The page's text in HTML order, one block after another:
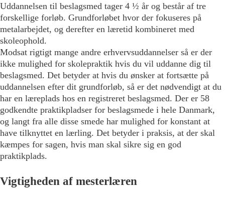
Uddannelsen til beslagsmed tager 4 ½ år og består af tre
forskellige forløb. Grundforløbet hvor der fokuseres på
metalarbejdet, og derefter en læretid kombineret med
skoleophold.
Modsat rigtigt mange andre erhvervsuddannelser så er der
ikke mulighed for skolepraktik hvis du vil uddanne dig til
beslagsmed. Det betyder at hvis du ønsker at fortsætte på
uddannelsen efter dit grundforløb, så er det nødvendigt at du
har en læreplads hos en registreret beslagsmed. Der er 58
godkendte praktikpladser for beslagsmede i hele Danmark,
og langt fra alle disse smede har mulighed for konstant at
have tilknyttet en lærling. Det betyder i praksis, at der skal
kæmpes for sagen, hvis man skal sikre sig en god
praktikplads.
Vigtigheden af mesterlæren